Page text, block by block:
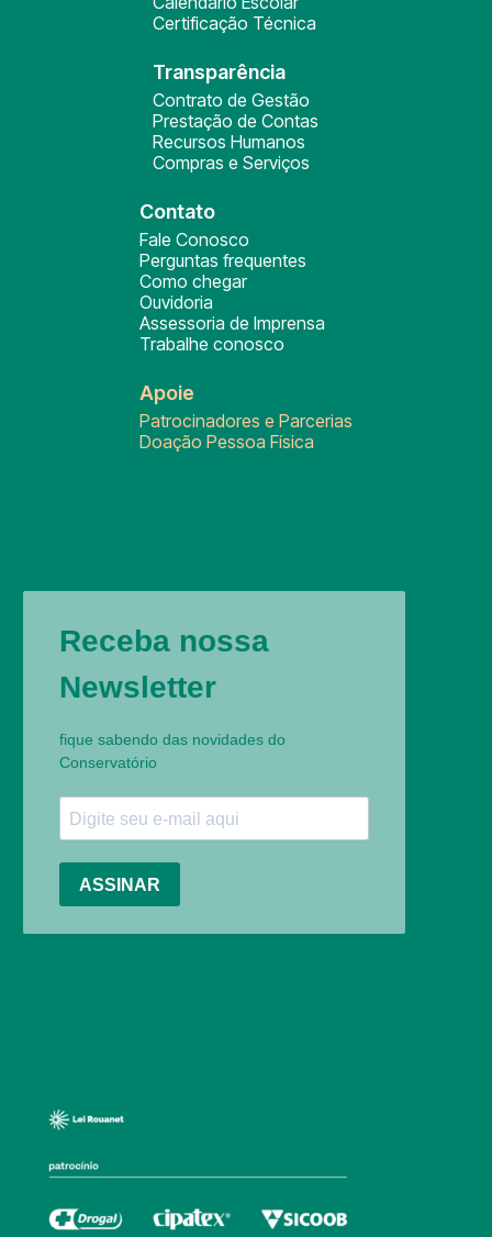
Certificação Técnica
Transparência
Contrato de Gestão
Prestação de Contas
Recursos Humanos
Compras e Serviços
Contato
Fale Conosco
Perguntas frequentes
Como chegar
Ouvidoria
Assessoria de Imprensa
Trabalhe conosco
Apoie
Patrocinadores e Parcerias
Doação Pessoa Física